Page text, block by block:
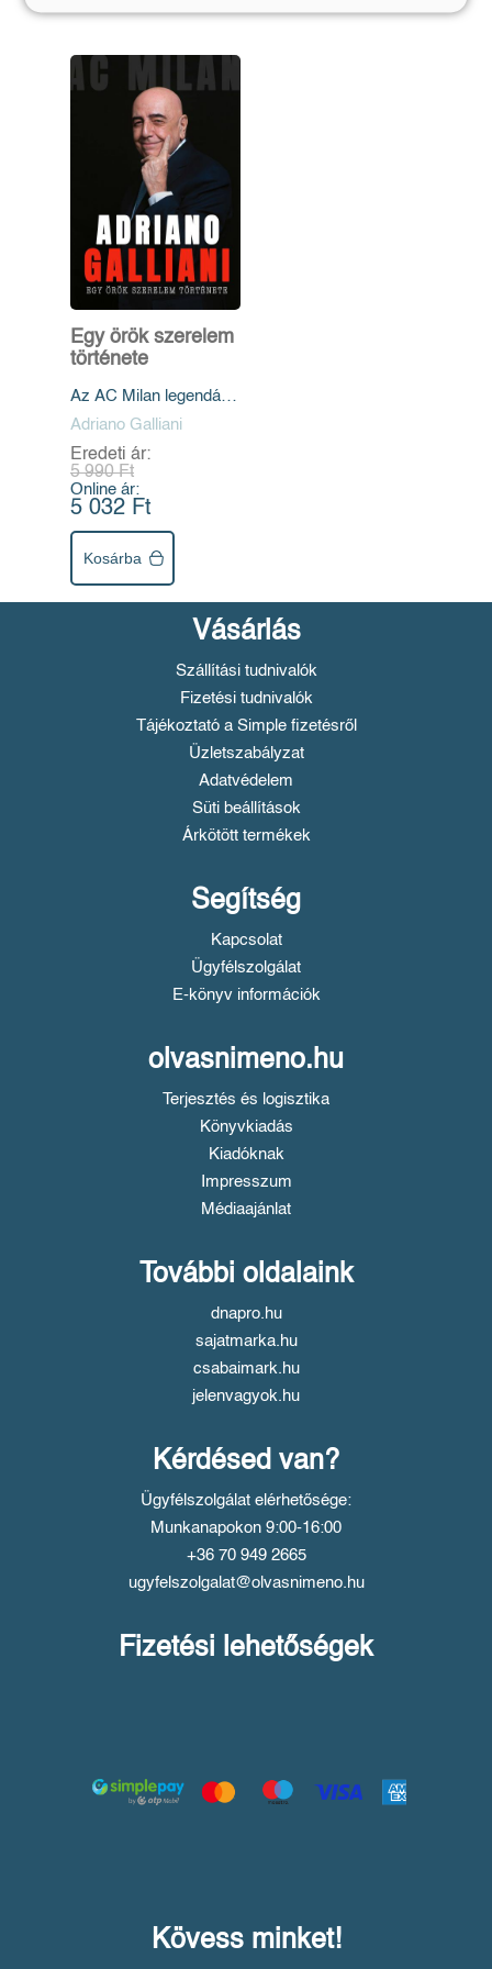
Egy örök szerelem
története
Az AC Milan legendás
igazgatójának
Adriano Galliani
Eredeti ár:
5 990 Ft
Online ár:
5 032 Ft
Kosárba
Vásárlás
Szállítási tudnivalók
Fizetési tudnivalók
Tájékoztató a Simple fizetésről
Üzletszabályzat
Adatvédelem
Süti beállítások
Árkötött termékek
Segítség
Kapcsolat
Ügyfélszolgálat
E-könyv információk
olvasnimeno.hu
Terjesztés és logisztika
Könyvkiadás
Kiadóknak
Impresszum
Médiaajánlat
További oldalaink
dnapro.hu
sajatmarka.hu
csabaimark.hu
jelenvagyok.hu
Kérdésed van?
Ügyfélszolgálat elérhetősége:
Munkanapokon 9:00-16:00
+36 70 949 2665
ugyfelszolgalat@olvasnimeno.hu
Fizetési lehetőségek
Kövess minket!